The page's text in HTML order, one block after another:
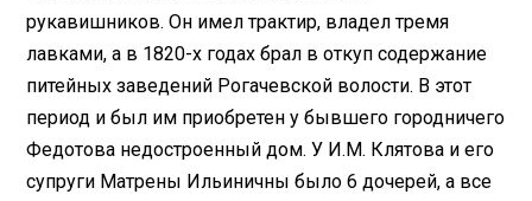
рукавишников. Он имел трактир, владел тремя
лавками, а в 1820-х годах брал в откуп содержание
питейных заведений Рогачевской волости. В этот
период и был им приобретен у бывшего городничего
Федотова недостроенный дом. У И.М. Клятова и его
супруги Матрены Ильиничны было 6 дочерей, а все